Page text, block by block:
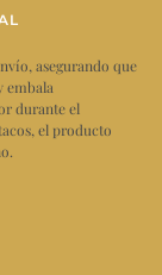
asegurando que
embala
durante el
el producto